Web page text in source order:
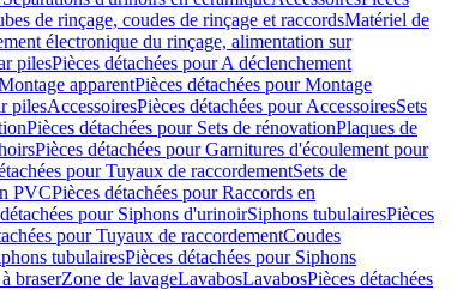
de rinçage, coudes de rinçage et raccordsMatériel de
électronique du rinçage, alimentation sur
pilesPièces détachées pour A déclenchement
apparentPièces détachées pour Montage
pilesAccessoiresPièces détachées pour AccessoiresSets
Pièces détachées pour Sets de rénovationPlaques de
Pièces détachées pour Garnitures d'écoulement pour
pour Tuyaux de raccordementSets de
PVCPièces détachées pour Raccords en
pour Siphons d'urinoirSiphons tubulairesPièces
pour Tuyaux de raccordementCoudes
tubulairesPièces détachées pour Siphons
braserZone de lavageLavabosLavabosPièces détachées